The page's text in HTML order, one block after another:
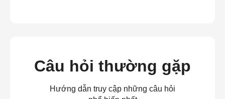
Câu hỏi thường gặp
Hướng dẫn truy cập những câu hỏi